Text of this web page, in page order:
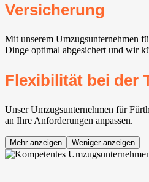
Versicherung
Mit unserem Umzugsunternehmen
Dinge optimal abgesichert und wir
Flexibilität bei der
Unser Umzugsunternehmen für
an Ihre Anforderungen anpassen.
Mehr anzeigen Weniger anzeigen